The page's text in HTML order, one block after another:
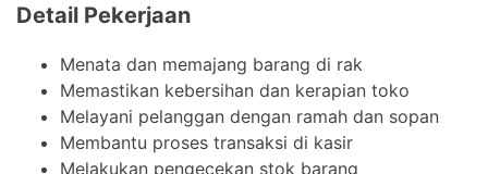
Detail Pekerjaan
Menata dan memajang barang di rak
Memastikan kebersihan dan kerapian toko
Melayani pelanggan dengan ramah dan sopan
Membantu proses transaksi di kasir
Melakukan pengecekan stok barang